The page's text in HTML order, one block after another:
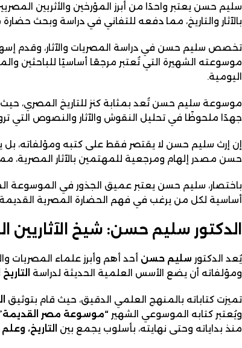
سليم حسن يعتبر واحدًا من أبرز المؤرخين والأثريين
بالآثار والتاريخ، مما دفعه للتفاني في دراسة وبحث
تخصص سليم حسن في دراسة المصريات والآثار، وقدم
موسوعته الشهيرة التي تُعتبر مرجعًا أساسيًا للباحثين
اليومية.
موسوعة سليم حسن تُعد بمثابة كنز للتاريخ المصري،
جهدًا ملحوظًا في تحليل النقوش والآثار والنصوص التي
إن إرث سليم حسن لا يقتصر فقط على كتبه ومؤلفاته،
حسن مصدر إلهام ومرجعية للمهتمين بالآثار المصرية،
باختصار، سليم حسن يعتبر عميق الجذور في الموسوعة
أساسية لكل من يرغب في فهم الحضارة المصرية القديمة
الدكتور سليم حسن: شيخ
يُعد الدكتور سليم حسن أحد أهم وأبرز علماء المصريات
ومؤلفاته أن يضع الأسس العلمية الحديثة لدراسة
تميزت كتاباته بالمنهج العلمي الدقيق، حيث قام بتوثيق
ويُعتبر كتابه الموسوعي الشهير “موسوعة مصر
منذ بداياته وحتى نهايته، بأسلوب يجمع بين
التاريخ،